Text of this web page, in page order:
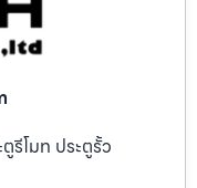
รีโมท ประตูรั้ว